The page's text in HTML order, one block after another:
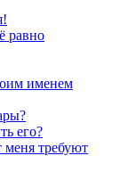
равно
именем
его?
меня требуют